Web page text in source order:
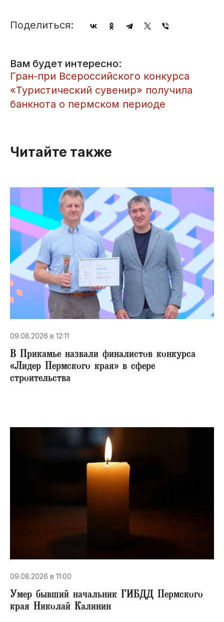
Поделиться:
Вам будет интересно:
Гран-при Всероссийского конкурса
«Туристический сувенир» получила
банкнота о пермском периоде
Читайте также
09.08.2026 в 12:11
В Прикамье назвали финалистов конкурса
«Лидер Пермского края» в сфере
строительства
09.08.2026 в 11:00
Умер бывший начальник ГИБДД Пермского
края Николай Калинин